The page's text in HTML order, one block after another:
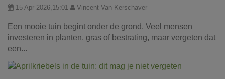
15 Apr 2026,15:01 Vincent Van Kerschaver
Een mooie tuin begint onder de grond. Veel mensen
investeren in planten, gras of bestrating, maar vergeten dat
een...